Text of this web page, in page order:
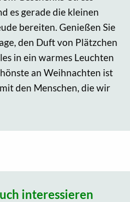
es gerade die kleinen
bereiten. Genießen Sie
den Duft von Plätzchen
in ein warmes Leuchten
an Weihnachten ist
den Menschen, die wir
interessieren